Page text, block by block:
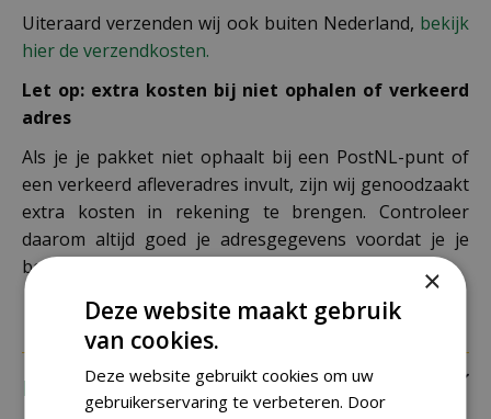
Uiteraard verzenden wij ook buiten Nederland, bekijk
hier de verzendkosten.
Let op: extra kosten bij niet ophalen of verkeerd
adres
Als je je pakket niet ophaalt bij een PostNL-punt of
een verkeerd afleveradres invult, zijn wij genoodzaakt
extra kosten in rekening te brengen. Controleer
daarom altijd goed je adresgegevens voordat je je
bestelling plaatst.
Recensies
×
Deze website maakt gebruik
van cookies.
Deze website gebruikt cookies om uw
gebruikerservaring te verbeteren. Door